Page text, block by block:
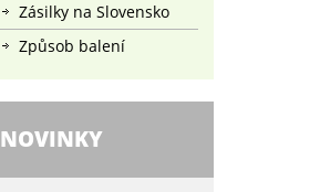
Zásilky na Slovensko
Způsob balení
NOVINKY